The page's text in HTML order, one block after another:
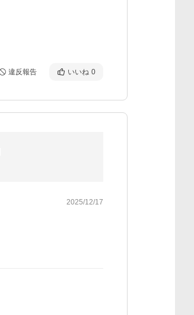
違反報告 いいね 0
2025/12/17